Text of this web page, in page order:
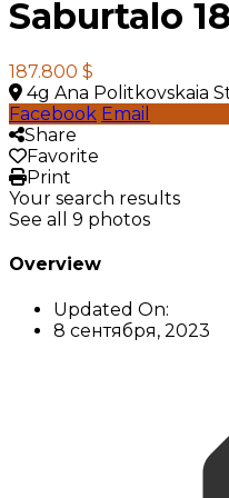
Saburtalo
187.800 $
4g Ana Politkovskaia
Facebook Email
Share
Favorite
Print
Your search results
See all 9 photos
Overview
Updated On:
8 сентября, 2023